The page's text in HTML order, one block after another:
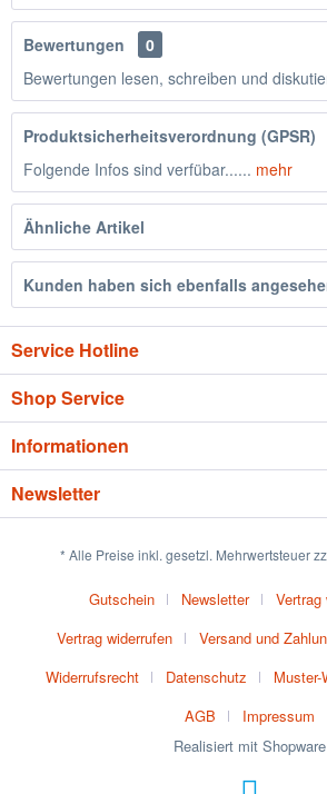
Bewertungen
0
Bewertungen lesen, schreiben und
Produktsicherheitsverordnung (GPSR)
Folgende Infos sind verfübar...... mehr
Ähnliche Artikel
Kunden haben sich ebenfalls
Service Hotline
Shop Service
Informationen
Newsletter
* Alle Preise inkl. gesetzl. Mehrwertsteuer
Gutschein Newsletter
Vertrag
Vertrag widerrufen
Versand und
Widerrufsrecht
Datenschutz
Muster-
AGB
Impressum
Realisiert mit Shopware